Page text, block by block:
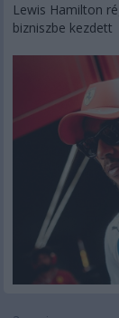
Lewis Hamilton
bizniszbe kezdett